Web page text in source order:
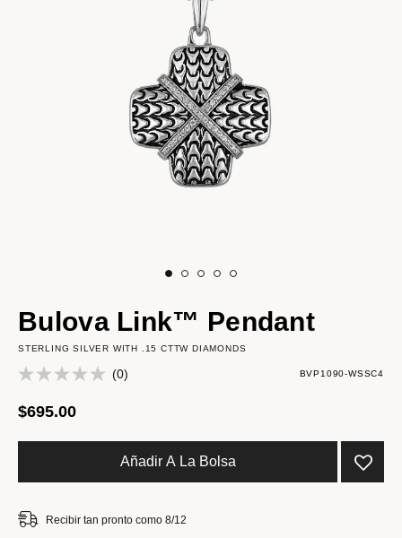
Bulova Link™ Pendant
STERLING SILVER WITH .15 CTTW DIAMONDS
(0) BVP1090-WSSC4
$695.00
Añadir A La Bolsa
Recibir tan pronto como 8/12